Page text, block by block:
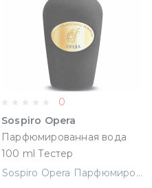
0
Sospiro Opera
Парфюмированная вода
100 ml Тестер
(8033488156374)
Sospiro Opera Парфюмированная вода 100 ml Тестер (8033488156374)